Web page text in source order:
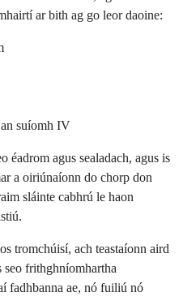
ar bith ag go leor daoine:
suíomh IV
éadrom agus sealadach, agus is
a oiriúnaíonn do chorp don
sláinte cabhrú le haon
tromchúisí, ach teastaíonn aird
frithghníomhartha
fadhbanna ae, nó fuiliú nó